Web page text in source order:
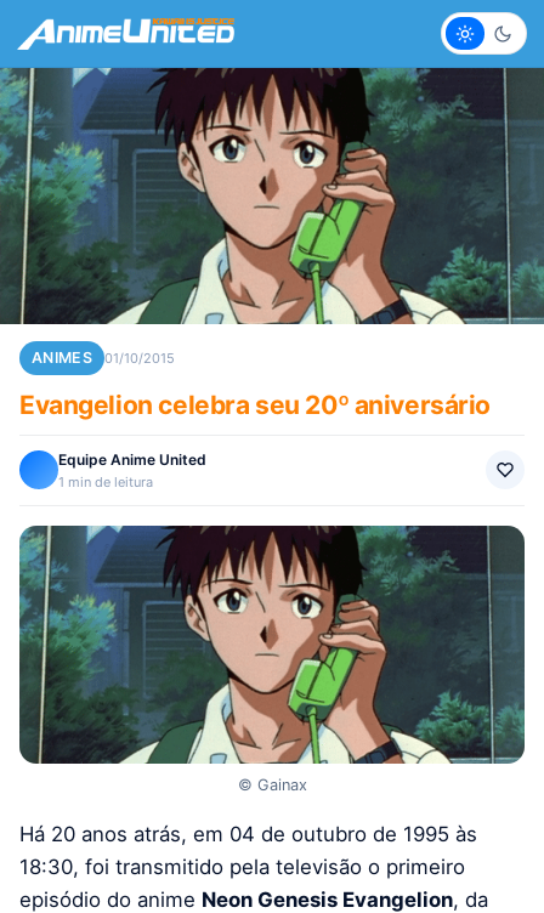
Claro
ANIMES 01/10/2015
Evangelion celebra seu 20º aniversário
Equipe Anime United
1 min de leitura
© Gainax
Há 20 anos atrás, em 04 de outubro de 1995 às
18:30, foi transmitido pela televisão o primeiro
episódio do anime Neon Genesis Evangelion, da